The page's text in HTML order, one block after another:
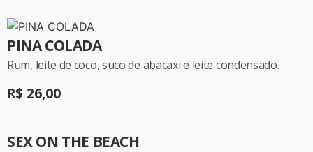
PINA COLADA
Rum, leite de coco, suco de abacaxi e leite condensado.
R$ 26,00
SEX ON THE BEACH